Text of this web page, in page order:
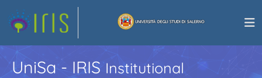
UniSa - IRISInstitutional